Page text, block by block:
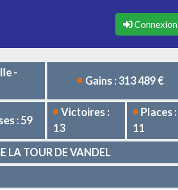
Connexion
-
Gains : 313 489 €
: 59
Victoires :
13
Places :
11
LA TOUR DE VANDEL